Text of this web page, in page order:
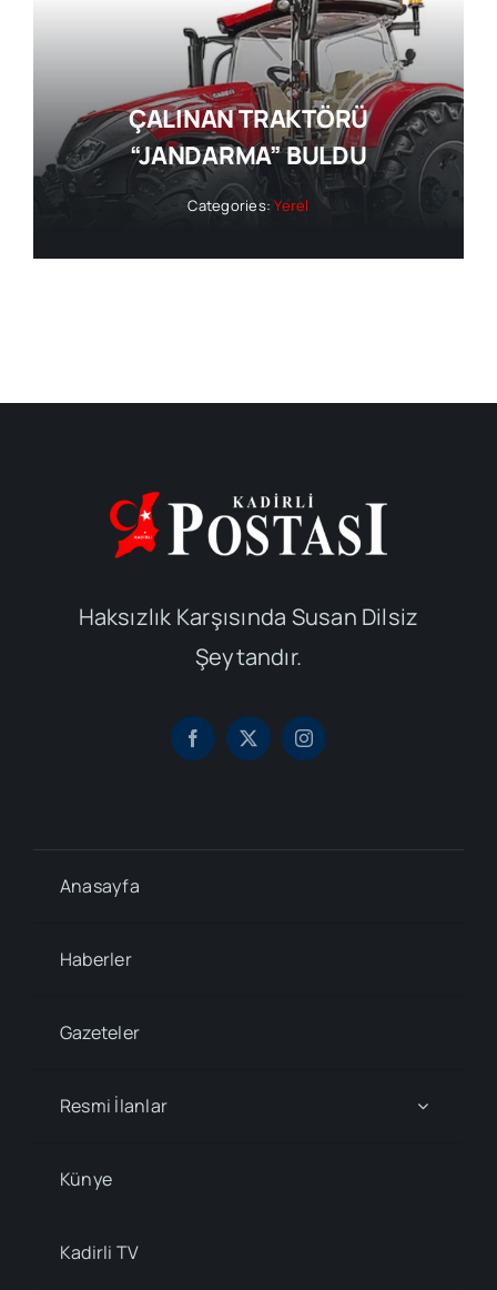
ÇALINAN TRAKTÖRÜ
“JANDARMA” BULDU
Categories:Yerel
Haksızlık Karşısında Susan Dilsiz
Şeytandır.
Anasayfa
Haberler
Gazeteler
Resmi İlanlar
Künye
Kadirli TV